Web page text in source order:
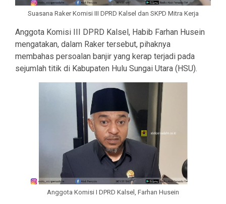
Suasana Raker Komisi III DPRD Kalsel dan SKPD Mitra Kerja
Anggota Komisi III DPRD Kalsel, Habib Farhan Husein
mengatakan, dalam Raker tersebut, pihaknya
membahas persoalan banjir yang kerap terjadi pada
sejumlah titik di Kabupaten Hulu Sungai Utara (HSU).
Anggota Komisi I DPRD Kalsel, Farhan Husein